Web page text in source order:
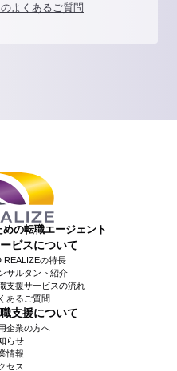
よくあるご質問
の転職エージェント
ビスについて
REALIZEの特長
サルタント紹介
支援サービスの流れ
あるご質問
支援について
企業の方へ
らせ
情報
セス